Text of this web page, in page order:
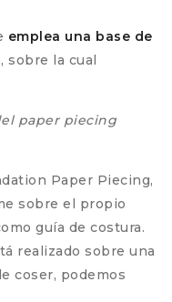
emplea una base de
, sobre la cual
paper piecing
Paper Piecing,
sobre el propio
guía de costura.
realizado sobre una
coser, podemos